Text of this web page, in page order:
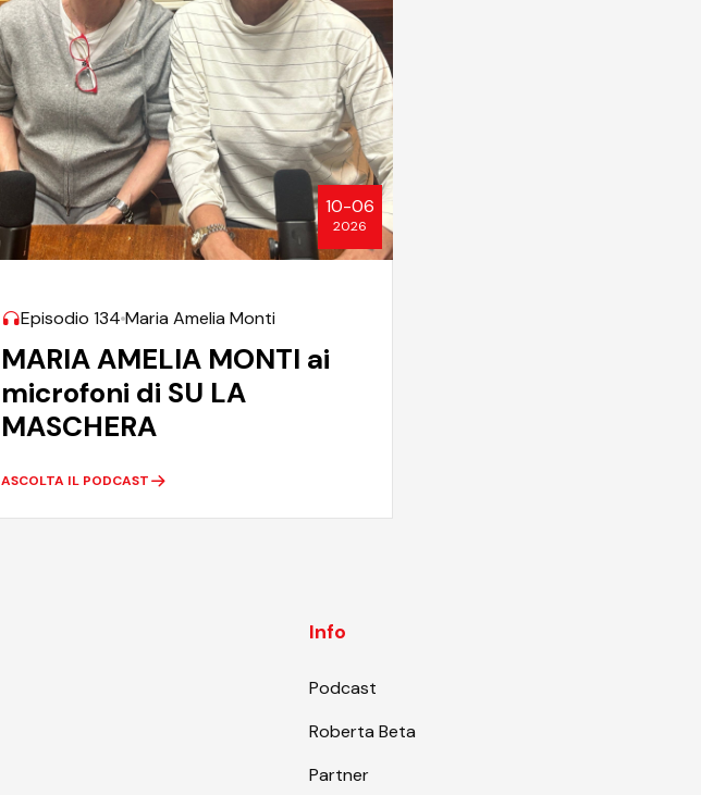
10-06
2026
Episodio 134 Maria Amelia Monti
MARIA AMELIA MONTI ai
microfoni di SU LA
MASCHERA
ASCOLTA IL PODCAST
Info
Podcast
Roberta Beta
Partner